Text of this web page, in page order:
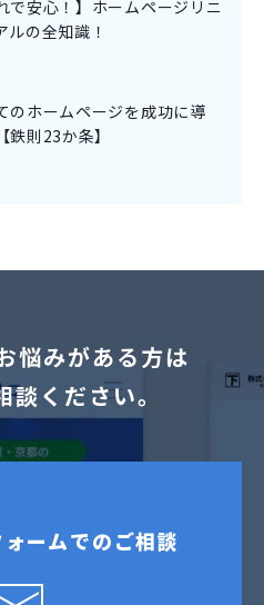
で安心！】ホームページリニ
ルの全知識！
のホームページを成功に導
鉄則23か条】
悩みがある方は
ください。
ームでのご相談